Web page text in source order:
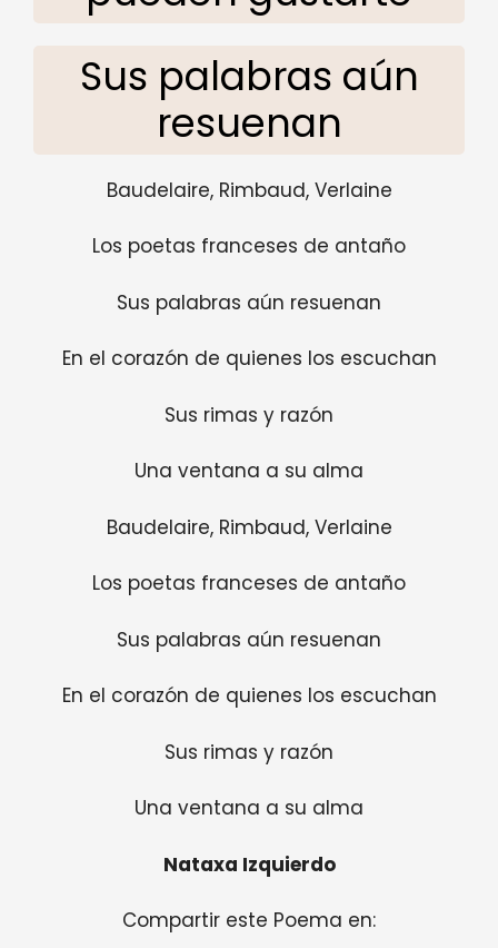
Sus palabras aún
resuenan
Baudelaire, Rimbaud, Verlaine
Los poetas franceses de antaño
Sus palabras aún resuenan
En el corazón de quienes los escuchan
Sus rimas y razón
Una ventana a su alma
Baudelaire, Rimbaud, Verlaine
Los poetas franceses de antaño
Sus palabras aún resuenan
En el corazón de quienes los escuchan
Sus rimas y razón
Una ventana a su alma
Nataxa Izquierdo
Compartir este Poema en: